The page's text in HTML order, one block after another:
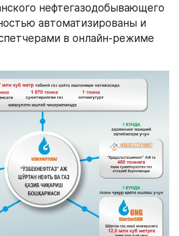
нефтегазодобывающего
автоматизированы и
в онлайн-режиме